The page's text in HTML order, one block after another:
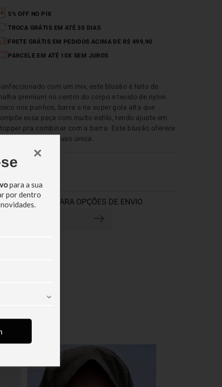
para a sua
por dentro
5% OFF NO PIX
TROCA GRÁTIS EM ATÉ 30 DIAS
FRETE GRÁTIS EM PEDIDOS ACIMA DE R$ 499,90
PARCELE EM ATÉ 10X SEM JUROS
com um mix, este blusão é feito de
premium no centro do corpo e tecido de nylon
nos punhos, barra e na super gola alta que
essa peça com muito estilo, tendo ajuste em
pra combinar com a barra. Este blusão oferece
uma experiência de uso única.